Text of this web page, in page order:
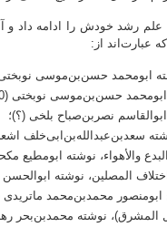
رشد خودش را ادامه داد و
عبارت‌اند از:
ابومحمد حسن‌بن‌موسی نوبختی
حسن‌بن‌موسی نوبختی (310ق)؛
نصربن‌صباح بلخی (؟)؛
سعدبن‌عبدالله‌بن‌ابی‌خلف
والأهواء، نوشته ابومطیع
المصلین، نوشته ابوالحسن
محمدبن‌محمد ماتریدی
نوشته محمدبن‌بحر رهنی